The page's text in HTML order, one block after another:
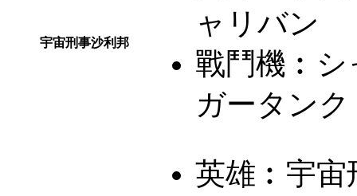
宇宙刑事沙利邦
ャリバン
戰鬥機︰ シ
ガータンク
英雄︰ 宇宙